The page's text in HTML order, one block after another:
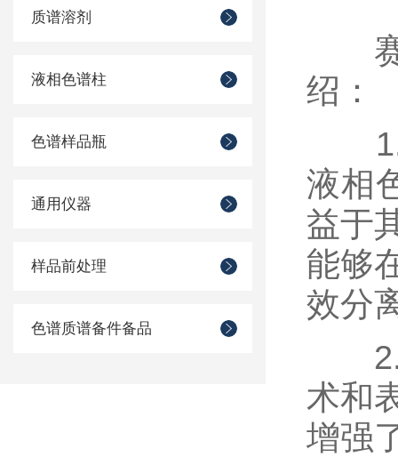
质谱溶剂
液相色谱柱
色谱样品瓶
通用仪器
样品前处理
色谱质谱备件备品
赛
绍：
1.
液相
益于
能够
效分
2.
术和
增强